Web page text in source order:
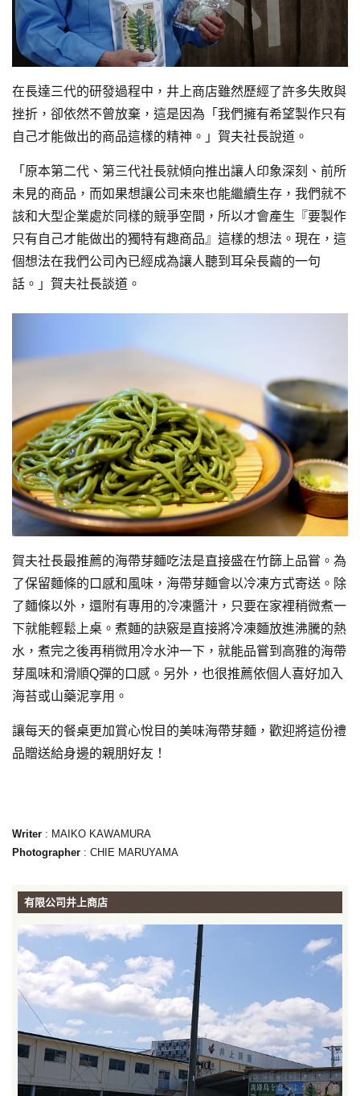
在長達三代的研發過程中，井上商店雖然歷經了許多失敗與
挫折，卻依然不曾放棄，這是因為「我們擁有希望製作只有
自己才能做出的商品這樣的精神。」賀夫社長說道。
「原本第二代、第三代社長就傾向推出讓人印象深刻、前所
未見的商品，而如果想讓公司未來也能繼續生存，我們就不
該和大型企業處於同樣的競爭空間，所以才會產生『要製作
只有自己才能做出的獨特有趣商品』這樣的想法。現在，這
個想法在我們公司內已經成為讓人聽到耳朵長繭的一句
話。」賀夫社長談道。
賀夫社長最推薦的海帶芽麵吃法是直接盛在竹篩上品嘗。為
了保留麵條的口感和風味，海帶芽麵會以冷凍方式寄送。除
了麵條以外，還附有專用的冷凍醬汁，只要在家裡稍微煮一
下就能輕鬆上桌。煮麵的訣竅是直接將冷凍麵放進沸騰的熱
水，煮完之後再稍微用冷水沖一下，就能品嘗到高雅的海帶
芽風味和滑順Q彈的口感。另外，也很推薦依個人喜好加入
海苔或山藥泥享用。
讓每天的餐桌更加賞心悅目的美味海帶芽麵，歡迎將這份禮
品贈送給身邊的親朋好友！
Writer: MAIKO KAWAMURA
Photographer: CHIE MARUYAMA
有限公司井上商店